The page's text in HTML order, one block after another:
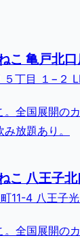
こ 亀戸北
丁目 １−２
。全国展開の
放題あり。
こ 八王子
11-4 八王子
。全国展開の